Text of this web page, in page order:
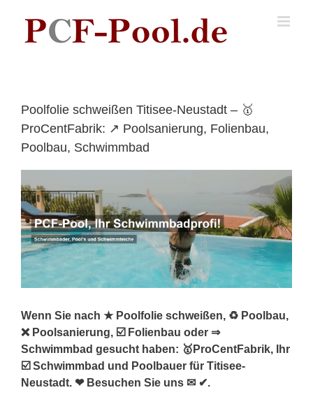
content
Poolfolie schweißen Titisee-Neustadt – 🥇
ProCentFabrik: ↗️ Poolsanierung, Folienbau,
Poolbau, Schwimmbad
Wenn Sie nach ★ Poolfolie schweißen, ♻ Poolbau,
❌ Poolsanierung, ☑️ Folienbau oder ⇒
Schwimmbad gesucht haben: 🥇ProCentFabrik, Ihr
☑️ Schwimmbad und Poolbauer für Titisee-
Neustadt. ❤ Besuchen Sie uns ✉ ✔.